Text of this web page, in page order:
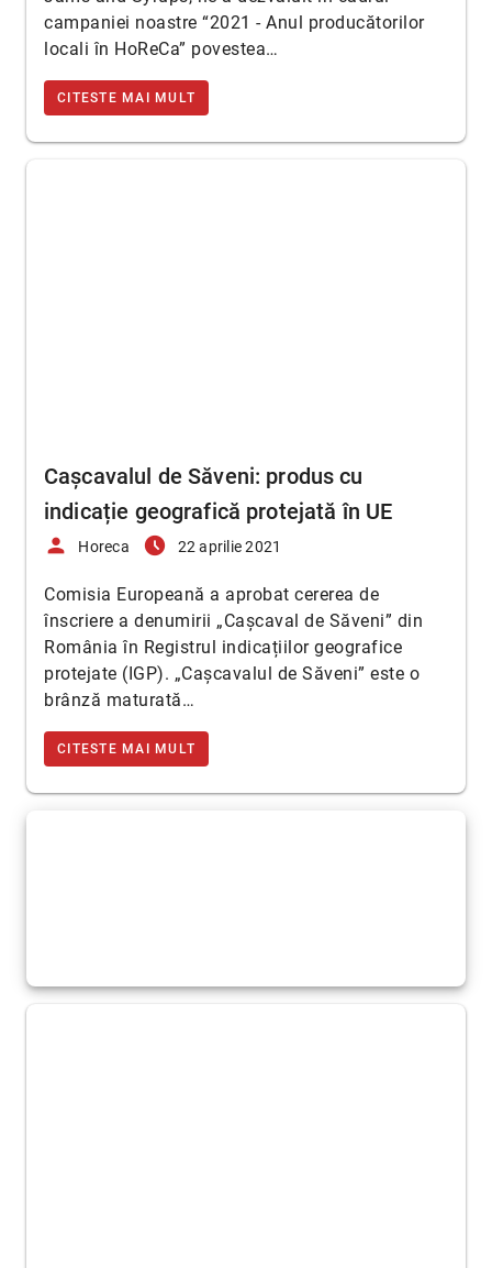
campaniei noastre “2021 - Anul producătorilor
locali în HoReCa” povestea…
CITESTE MAI MULT
Cașcavalul de Săveni: produs cu
indicație geografică protejată în UE
person Horeca access_time_filled 22 aprilie 2021
Comisia Europeană a aprobat cererea de
înscriere a denumirii „Cașcaval de Săveni” din
România în Registrul indicațiilor geografice
protejate (IGP). „Cașcavalul de Săveni” este o
brânză maturată…
CITESTE MAI MULT